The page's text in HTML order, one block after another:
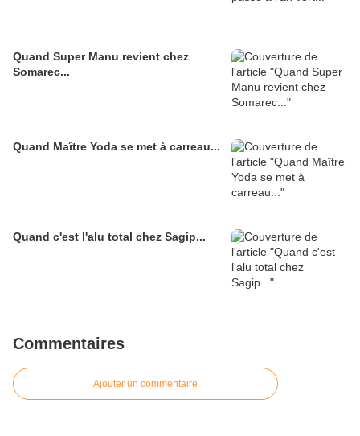
Quand Super Manu revient chez
Somarec...
Quand Maître Yoda se met à carreau...
Quand c'est l'alu total chez Sagip...
Commentaires
Ajouter un commentaire